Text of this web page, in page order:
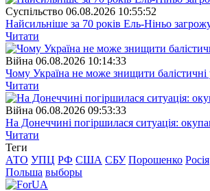
Суспiльство 06.08.2026 10:55:52
Найсильніше за 70 років Ель-Ніньо
Читати
Війна 06.08.2026 10:14:33
Чому Україна не може знищити
Читати
Війна 06.08.2026 09:53:33
На Донеччині погіршилася ситуація:
Читати
Теги
АТО УПЦ РФ США СБУ Порошенко Росія
Польша выборы